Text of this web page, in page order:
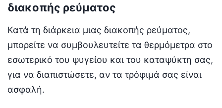
διακοπής ρεύματος
Κατά τη διάρκεια μιας διακοπής ρεύματος,
μπορείτε να συμβουλευτείτε τα θερμόμετρα στο
εσωτερικό του ψυγείου και του καταψύκτη σας,
για να διαπιστώσετε, αν τα τρόφιμά σας είναι
ασφαλή.